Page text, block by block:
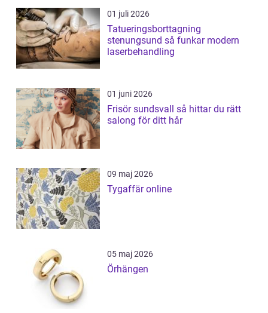
01 juli 2026
Tatueringsborttagning
stenungsund så funkar modern
laserbehandling
01 juni 2026
Frisör sundsvall så hittar du rätt
salong för ditt hår
09 maj 2026
Tygaffär online
05 maj 2026
Örhängen